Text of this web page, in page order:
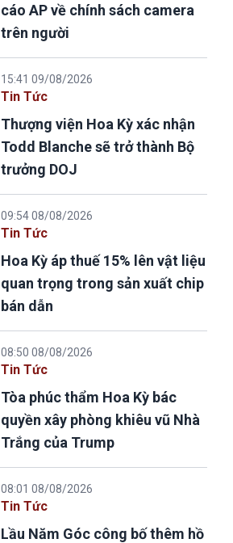
cáo AP về chính sách camera
trên người
15:41 09/08/2026
Tin Tức
Thượng viện Hoa Kỳ xác nhận
Todd Blanche sẽ trở thành Bộ
trưởng DOJ
09:54 08/08/2026
Tin Tức
Hoa Kỳ áp thuế 15% lên vật liệu
quan trọng trong sản xuất chip
bán dẫn
08:50 08/08/2026
Tin Tức
Tòa phúc thẩm Hoa Kỳ bác
quyền xây phòng khiêu vũ Nhà
Trắng của Trump
08:01 08/08/2026
Tin Tức
Lầu Năm Góc công bố thêm hồ